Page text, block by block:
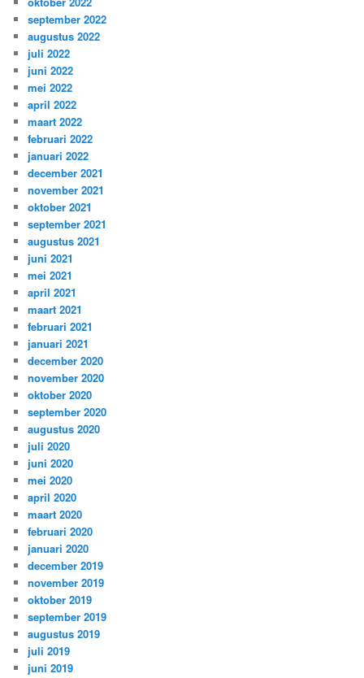
september 2022
augustus 2022
juli 2022
juni 2022
mei 2022
april 2022
maart 2022
februari 2022
januari 2022
december 2021
november 2021
oktober 2021
september 2021
augustus 2021
juni 2021
mei 2021
april 2021
maart 2021
februari 2021
januari 2021
december 2020
november 2020
oktober 2020
september 2020
augustus 2020
juli 2020
juni 2020
mei 2020
april 2020
maart 2020
februari 2020
januari 2020
december 2019
november 2019
oktober 2019
september 2019
augustus 2019
juli 2019
juni 2019